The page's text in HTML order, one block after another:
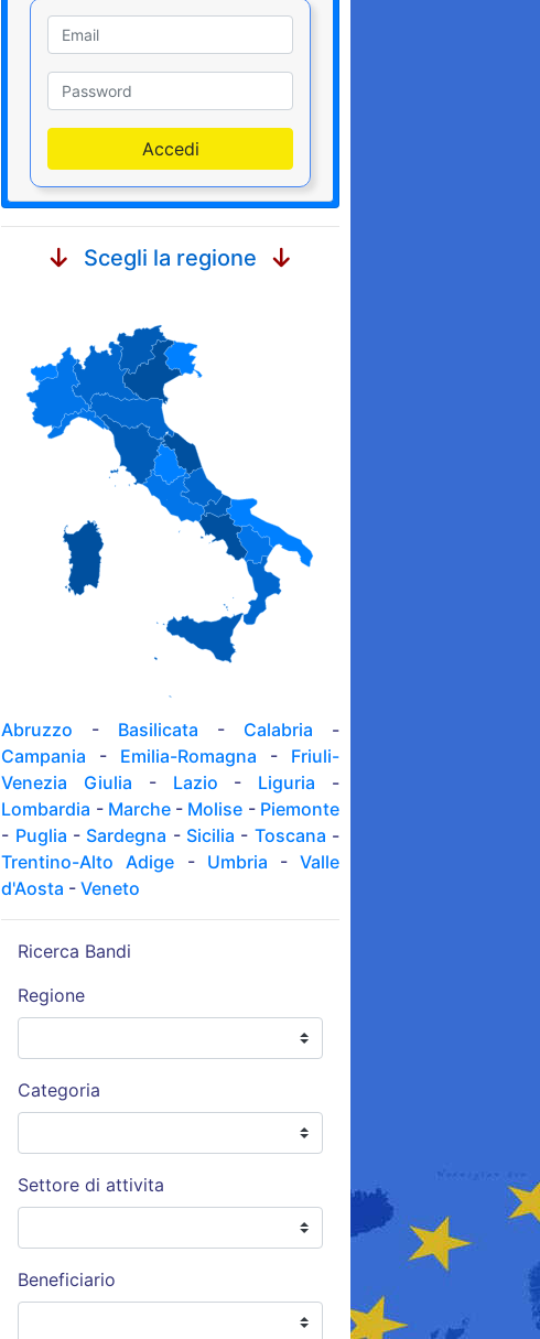
Accedi
Scegli la regione
Abruzzo - Basilicata - Calabria -
Campania - Emilia-Romagna - Friuli-
Venezia Giulia - Lazio - Liguria -
Lombardia - Marche- Molise - Piemonte
- Puglia - Sardegna - Sicilia - Toscana -
Trentino-Alto Adige - Umbria - Valle
d'Aosta -Veneto
Ricerca Bandi
Regione
Categoria
Settore di attivita
Beneficiario